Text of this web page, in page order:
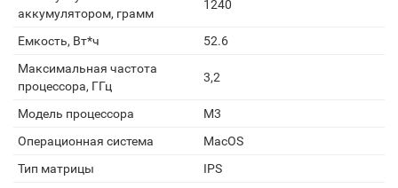
аккумулятором, грамм
1240
Емкость, Вт*ч
52.6
Максимальная частота
процессора, ГГц
3,2
Модель процессора
M3
Операционная система
MacOS
Тип матрицы
IPS